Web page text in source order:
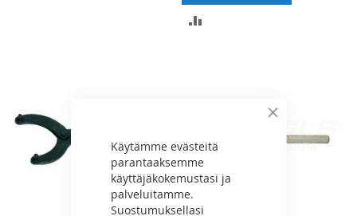
Sulje
Käytämme evästeitä
parantaaksemme
käyttäjäkokemustasi ja
palveluitamme.
Suostumuksellasi